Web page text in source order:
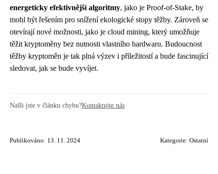
energeticky efektivnější algoritmy, jako je Proof-of-Stake, by
mohl být řešením pro snížení ekologické stopy těžby. Zároveň se
otevírají nové možnosti, jako je cloud mining, který umožňuje
těžit kryptoměny bez nutnosti vlastního hardwaru. Budoucnost
těžby kryptoměn je tak plná výzev i příležitostí a bude fascinující
sledovat, jak se bude vyvíjet.
Našli jste v článku chybu?Kontaktujte nás
Publikováno: 13. 11. 2024 Kategorie: Ostatní